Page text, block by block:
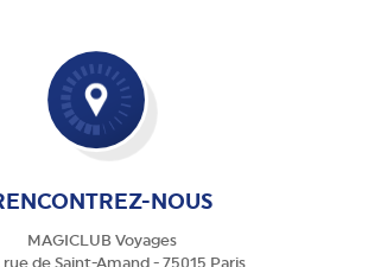
NOUS
MAGICLUB Voyages
rue de Saint-Amand - 75015 Paris